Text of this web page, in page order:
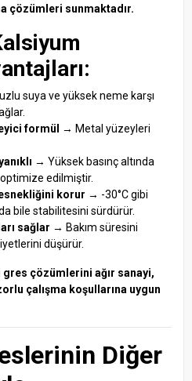
çözümleri sunmaktadır.
suya ve yüksek neme karşı
formül
→ Metal yüzeyleri
→ Yüksek basınç altında
edilmiştir.
korur → -30°C gibi
bile stabilitesini sürdürür.
sağlar → Bakım süresini
düşürür.
gres çözümlerini ağır sanayi,
çalışma koşullarına uygun
Diğer